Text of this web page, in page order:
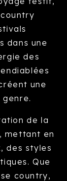
dans une
des
une
de la
mettant en
des styles
Que
country,